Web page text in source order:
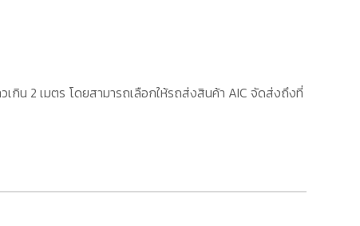
กิน 2 เมตร โดยสามารถเลือกให้รถส่งสินค้า AIC จัดส่งถึงที่